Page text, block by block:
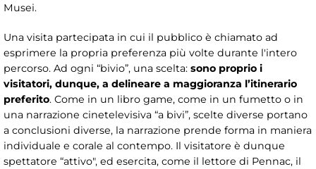
Musei.
Una visita partecipata in cui il pubblico è chiamato ad
esprimere la propria preferenza più volte durante l'intero
percorso. Ad ogni “bivio”, una scelta: sono proprio i
visitatori, dunque, a delineare a maggioranza l’itinerario
preferito. Come in un libro game, come in un fumetto o in
una narrazione cinetelevisiva “a bivi”, scelte diverse portano
a conclusioni diverse, la narrazione prende forma in maniera
individuale e corale al contempo. Il visitatore è dunque
spettatore “attivo", ed esercita, come il lettore di Pennac, il